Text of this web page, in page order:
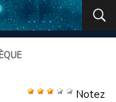
Notez